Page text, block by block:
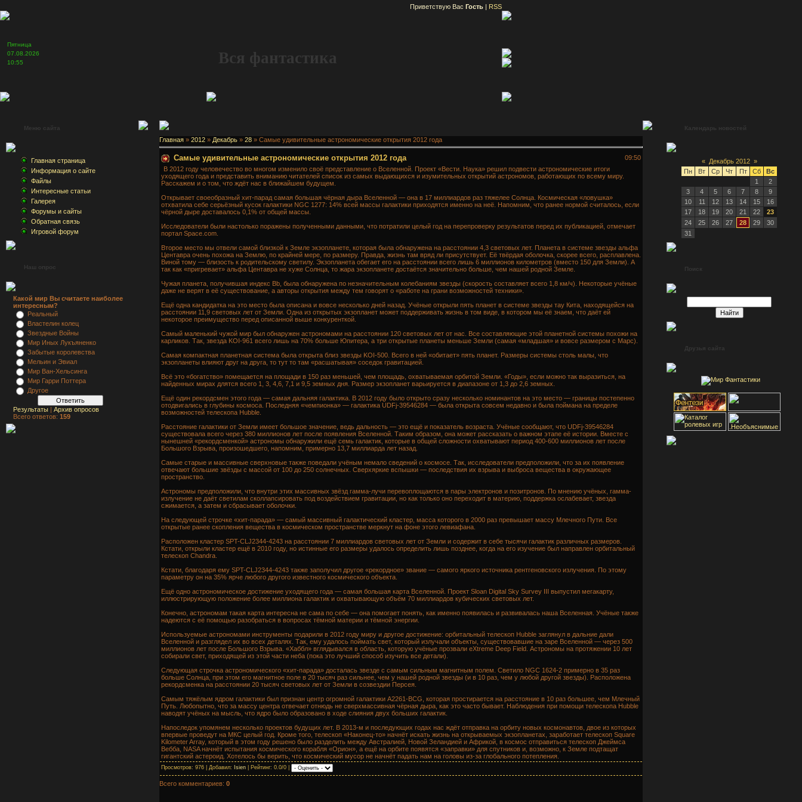
Приветствую Вас Гость | RSS
Пятница
07.08.2026
10:55
Вся фантастика
Меню сайта
Главная страница
Информация о сайте
Файлы
Интересные статьи
Галерея
Форумы и сайты
Обратная связь
Игровой форум
Наш опрос
Какой мир Вы считаете наиболее
интересным?
Реальный
Властелин колец
Звездные Войны
Мир Иных Лукъяненко
Забытые королевства
Мельин и Эвиал
Мир Ван-Хельсинга
Мир Гарри Поттера
Другое
Результаты | Архив опросов
Всего ответов: 159
Главная » 2012 » Декабрь » 28 » Самые удивительные астрономические открытия 2012 года
Самые удивительные астрономические открытия 2012 года
09:50
В 2012 году человечество во многом изменило своё представление о Вселенной. Проект «Вести. Наука» решил подвести астрономические итоги
уходящего года и представить вниманию читателей список из самых выдающихся и изумительных открытий астрономов, работающих по всему миру.
Расскажем и о том, что ждёт нас в ближайшем будущем.
Открывает своеобразный хит-парад самая большая чёрная дыра Вселенной — она в 17 миллиардов раз тяжелее Солнца. Космическая «ловушка»
отхватила себе серьёзный кусок галактики NGC 1277: 14% всей массы галактики приходятся именно на неё. Напомним, что ранее нормой считалось, если
чёрной дыре доставалось 0,1% от общей массы.
Исследователи были настолько поражены полученными данными, что потратили целый год на перепроверку результатов перед их публикацией, отмечает
портал Space.com.
Второе место мы отвели самой близкой к Земле экзопланете, которая была обнаружена на расстоянии 4,3 световых лет. Планета в системе звезды альфа
Центавра очень похожа на Землю, по крайней мере, по размеру. Правда, жизнь там вряд ли присутствует. Её твёрдая оболочка, скорее всего, расплавлена.
Виной тому — близость к родительскому светилу. Экзопланета обегает его на расстоянии всего лишь 6 миллионов километров (вместо 150 для Земли). А
так как «пригревает» альфа Центавра не хуже Солнца, то жара экзопланете достаётся значительно больше, чем нашей родной Земле.
Чужая планета, получившая индекс Bb, была обнаружена по незначительным колебаниям звезды (скорость составляет всего 1,8 км/ч). Некоторые учёные
даже не верят в её существование, а авторы открытия между тем говорят о «работе на грани возможностей техники».
Ещё одна кандидатка на это место была описана и вовсе несколько дней назад. Учёные открыли пять планет в системе звезды тау Кита, находящейся на
расстоянии 11,9 световых лет от Земли. Одна из открытых экзопланет может поддерживать жизнь в том виде, в котором мы её знаем, что даёт ей
некоторое преимущество перед описанной выше конкуренткой.
Самый маленький чужой мир был обнаружен астрономами на расстоянии 120 световых лет от нас. Все составляющие этой планетной системы похожи на
карликов. Так, звезда KOI-961 всего лишь на 70% больше Юпитера, а три открытые планеты меньше Земли (самая «младшая» и вовсе размером с Марс).
Самая компактная планетная система была открыта близ звезды KOI-500. Всего в ней «обитает» пять планет. Размеры системы столь малы, что
экзопланеты влияют друг на друга, то тут то там «расшатывая» соседок гравитацией.
Всё это «богатство» помещается на площади в 150 раз меньшей, чем площадь, охватываемая орбитой Земли. «Годы», если можно так выразиться, на
найденных мирах длятся всего 1, 3, 4,6, 7,1 и 9,5 земных дня. Размер экзопланет варьируется в диапазоне от 1,3 до 2,6 земных.
Ещё один рекордсмен этого года — самая дальняя галактика. В 2012 году было открыто сразу несколько номинантов на это место — границы постепенно
отодвигались в глубины космоса. Последняя «чемпионка» — галактика UDFj-39546284 — была открыта совсем недавно и была поймана на пределе
возможностей телескопа Hubble.
Расстояние галактики от Земли имеет большое значение, ведь дальность — это ещё и показатель возраста. Учёные сообщают, что UDFj-39546284
существовала всего через 380 миллионов лет после появления Вселенной. Таким образом, она может рассказать о важном этапе её истории. Вместе с
нынешней «рекордсменкой» астрономы обнаружили ещё семь галактик, которые в общей сложности охватывают период 400-600 миллионов лет после
Большого Взрыва, произошедшего, напомним, примерно 13,7 миллиарда лет назад.
Самые старые и массивные сверхновые также поведали учёным немало сведений о космосе. Так, исследователи предположили, что за их появление
отвечают большие звёзды с массой от 100 до 250 солнечных. Сверхяркие вспышки — последствия их взрыва и выброса вещества в окружающее
пространство.
Астрономы предположили, что внутри этих массивных звёзд гамма-лучи перевоплощаются в пары электронов и позитронов. По мнению учёных, гамма-
излучение не даёт светилам сколлапсировать под воздействием гравитации, но как только оно переходит в материю, поддержка ослабевает, звезда
сжимается, а затем и сбрасывает оболочки.
На следующей строчке «хит-парада» — самый массивный галактический кластер, масса которого в 2000 раз превышает массу Млечного Пути. Все
открытые ранее скопления вещества в космическом пространстве меркнут на фоне этого левиафана.
Расположен кластер SPT-CLJ2344-4243 на расстоянии 7 миллиардов световых лет от Земли и содержит в себе тысячи галактик различных размеров.
Кстати, открыли кластер ещё в 2010 году, но истинные его размеры удалось определить лишь позднее, когда на его изучение был направлен орбитальный
телескоп Chandra.
Кстати, благодаря ему SPT-CLJ2344-4243 также заполучил другое «рекордное» звание — самого яркого источника рентгеновского излучения. По этому
параметру он на 35% ярче любого другого известного космического объекта.
Ещё одно астрономическое достижение уходящего года — самая большая карта Вселенной. Проект Sloan Digital Sky Survey III выпустил мегакарту,
иллюстрирующую положение более миллиона галактик и охватывающую объём 70 миллиардов кубических световых лет.
Конечно, астрономам такая карта интересна не сама по себе — она помогает понять, как именно появилась и развивалась наша Вселенная. Учёные также
надеются с её помощью разобраться в вопросах тёмной материи и тёмной энергии.
Используемые астрономами инструменты подарили в 2012 году миру и другое достижение: орбитальный телескоп Hubble заглянул в дальние дали
Вселенной и разглядел их во всех деталях. Так, ему удалось поймать свет, который излучали объекты, существовавшие на заре Вселенной — через 500
миллионов лет после Большого Взрыва. «Хаббл» вглядывался в область, которую учёные прозвали eXtreme Deep Field. Астрономы на протяжении 10 лет
собирали свет, приходящей из этой части неба (пока это лучший способ изучить все детали).
Следующая строчка астрономического «хит-парада» досталась звезде с самым сильным магнитным полем. Светило NGC 1624-2 примерно в 35 раз
больше Солнца, при этом его магнитное поле в 20 тысяч раз сильнее, чем у нашей родной звезды (и в 10 раз, чем у любой другой звезды). Расположена
рекордсменка на расстоянии 20 тысяч световых лет от Земли в созвездии Персея.
Самым тяжёлым ядром галактики был признан центр огромной галактики A2261-BCG, которая простирается на расстояние в 10 раз большее, чем Млечный
Путь. Любопытно, что за массу центра отвечает отнюдь не сверхмассивная чёрная дыра, как это часто бывает. Наблюдения при помощи телескопа Hubble
наводят учёных на мысль, что ядро было образовано в ходе слияния двух больших галактик.
Напоследок упомянем несколько проектов будущих лет. В 2013-м и последующих годах нас ждёт отправка на орбиту новых космонавтов, двое из которых
впервые проведут на МКС целый год. Кроме того, телескоп «Наконец-то» начнёт искать жизнь на открываемых экзопланетах, заработает телескоп Square
Kilometer Array, который в этом году решено было разделить между Австралией, Новой Зеландией и Африкой, в космос отправиться телескоп Джеймса
Вебба, NASA начнёт испытания космического корабля «Орион», а ещё на орбите появятся «заправки» для спутников и, возможно, к Земле подтащат
гигантский астероид. Хотелось бы верить, что космический мусор не начнёт падать нам на головы из-за глобального потепления.
Просмотров: 976 | Добавил: Isien | Рейтинг: 0.0/0 |
Всего комментариев: 0
Календарь новостей
« Декабрь 2012 »
Пн
Вт Ср Чт Пт Сб
Вс
1
2
3
4 5 6 7 8
9
10
11 12 13 14 15
16
17
18 19 20 21 22
23
24
25 26 27 28 29
30
31
Поиск
Друзья сайта